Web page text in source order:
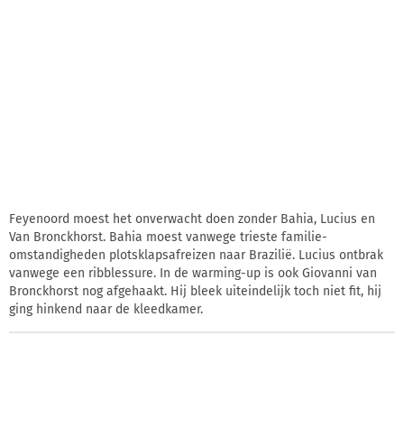
Feyenoord moest het onverwacht doen zonder Bahia, Lucius en
Van Bronckhorst. Bahia moest vanwege trieste familie-
omstandigheden plotsklapsafreizen naar Brazilië. Lucius ontbrak
vanwege een ribblessure. In de warming-up is ook Giovanni van
Bronckhorst nog afgehaakt. Hij bleek uiteindelijk toch niet fit, hij
ging hinkend naar de kleedkamer.